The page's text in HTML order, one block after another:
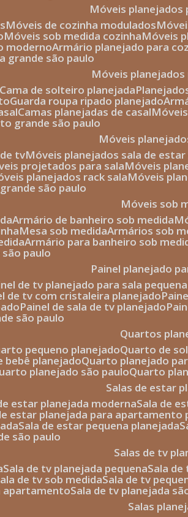
móveis
móveis de cozinha modulados
móveis sob medida cozinha
moderno armário planejado para
grande são paulo
móveis
cama de solteiro planejada
guarda roupa ripado planejado
camas planejadas de casal
grande são paulo
móveis
tv
móveis planejados sala de
projetados para sala móveis
planejados rack sala móveis
são paulo
móveis sob
armário de banheiro sob medida
mesa sob medida armários sob
armário para banheiro sob
são paulo
painel planejado
de tv planejado para sala pequena
de tv com cristaleira planejado
painel de sala de tv planejado
são paulo
quartos
pequeno planejado quarto de
bebê planejado quarto planejado
quarto planejado são paulo
quarto
salas de estar
estar planejada moderna sala de
estar planejada para apartamento
sala de estar pequena planejada
são paulo
salas de tv
sala de tv planejada pequena sala
sala de tv sob medida sala de tv
apartamento sala de tv planejada
salas